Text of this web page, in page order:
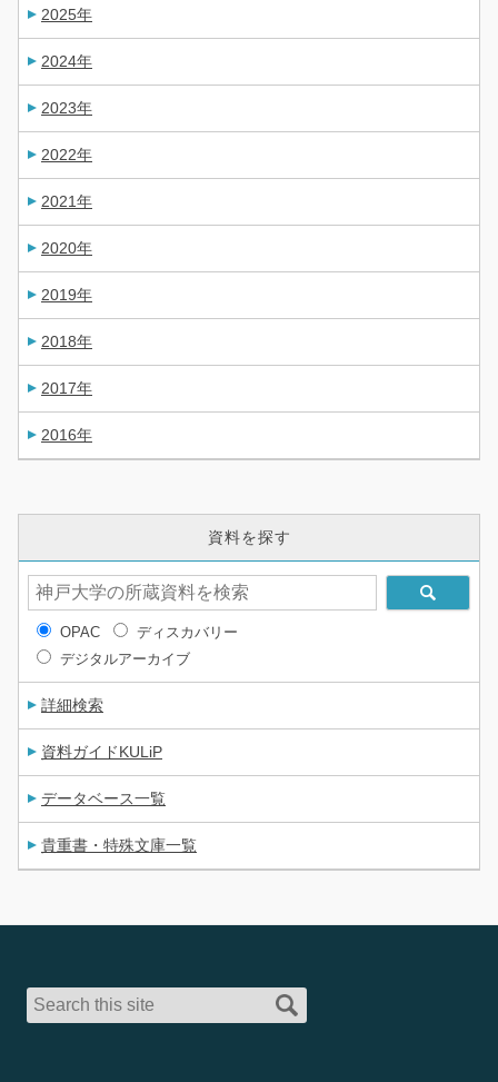
2025年
2024年
2023年
2022年
2021年
2020年
2019年
2018年
2017年
2016年
資料を探す
OPAC
ディスカバリー
デジタルアーカイブ
詳細検索
資料ガイドKULiP
データベース一覧
貴重書・特殊文庫一覧